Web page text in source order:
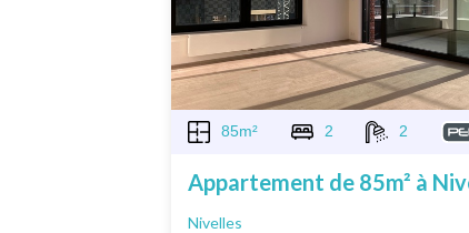
85m² 2 2
Appartement de 85m² à
Nivelles